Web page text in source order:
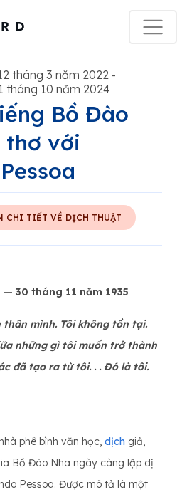
tháng 3 năm 2022 -
tháng 10 năm 2024
Bồ Đào
thơ với
CHI TIẾT VỀ DỊCH THUẬT
30 tháng 11 năm 1935
thân mình. Tôi không tồn tại.
những gì tôi muốn trở thành
đã tạo ra từ tôi. . . Đó là tôi.
phê bình văn học, dịch giả,
Bồ Đào Nha ngày càng lập dị
Pessoa. Được mô tả là một